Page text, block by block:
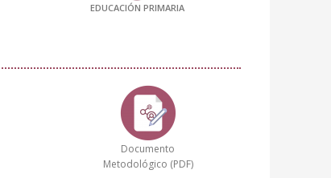
EDUCACIÓN PRIMARIA
Documento
Metodológico (PDF)